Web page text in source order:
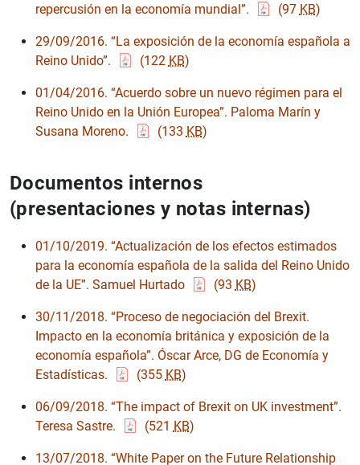
repercusión en la economía mundial”.
(97 KB)
29/09/2016. “La exposición de la economía española a
Reino Unido”.
(122 KB)
01/04/2016. “Acuerdo sobre un nuevo régimen para el
Reino Unido en la Unión Europea”. Paloma Marín y
Susana Moreno.
(133 KB)
Documentos internos
(presentaciones y notas internas)
01/10/2019. “Actualización de los efectos estimados
para la economía española de la salida del Reino Unido
de la UE”. Samuel Hurtado
(93 KB)
30/11/2018. “Proceso de negociación del Brexit.
Impacto en la economía británica y exposición de la
economía española”. Óscar Arce, DG de Economía y
Estadísticas.
(355 KB)
06/09/2018. “The impact of Brexit on UK investment”.
Teresa Sastre.
(521 KB)
13/07/2018. “White Paper on the Future Relationship